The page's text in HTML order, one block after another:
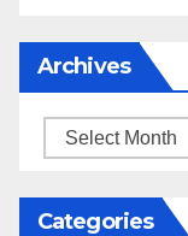
Archives
Archives
Categories